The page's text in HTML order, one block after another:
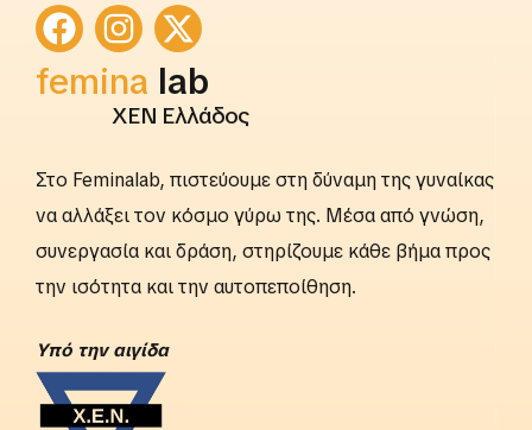
femina lab
rightslab
ΧΕΝ Ελλάδος
Στο Feminalab, πιστεύουμε στη δύναμη της γυναίκας
να αλλάξει τον κόσμο γύρω της. Μέσα από γνώση,
συνεργασία και δράση, στηρίζουμε κάθε βήμα προς
την ισότητα και την αυτοπεποίθηση.
Yπό την αιγίδα